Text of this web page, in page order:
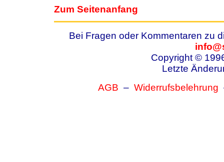
Zum Seitenanfang
Bei Fragen oder Kommentaren zu
Copyright ©
Letzte
AGB – Widerrufsbelehrung